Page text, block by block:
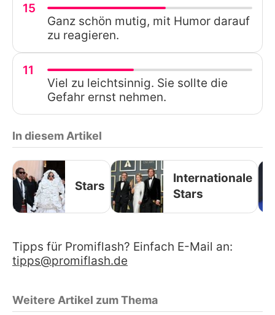
15
Ganz schön mutig, mit Humor darauf
zu reagieren.
11
Viel zu leichtsinnig. Sie sollte die
Gefahr ernst nehmen.
In diesem Artikel
Stars
Internationale
Stars
Tipps für Promiflash? Einfach E-Mail an:
tipps@promiflash.de
Weitere Artikel zum Thema